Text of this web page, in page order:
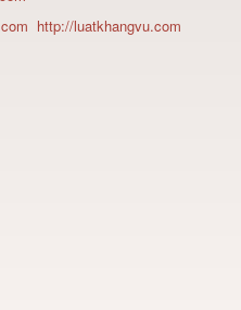
http://luatkhangvu.com